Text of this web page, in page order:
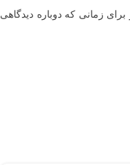
زمانی که دوباره دیدگاهی